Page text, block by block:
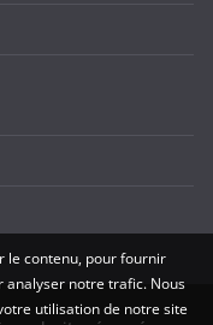
le contenu, pour fournir
analyser notre trafic. Nous
utilisation de notre site